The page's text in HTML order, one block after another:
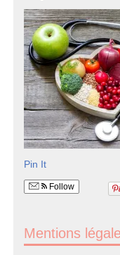
Pin It
Follow
Mentions